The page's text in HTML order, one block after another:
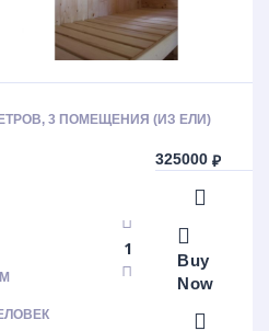
3 ПОМЕЩЕНИЯ (ИЗ ЕЛИ)
325000₽
Buy
Now